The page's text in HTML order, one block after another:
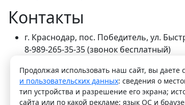
Контакты
г. Краснодар, пос. Победитель, ул.
8-989-265-35-35 (звонок бесплатный)
office@lirapack.com
Посмотреть на карте
Продолжая использовать наш сайт, вы даете
и пользовательских данных: сведения о
тип устройства и разрешение его экрана;
сайта или по какой рекламе; язык ОС и